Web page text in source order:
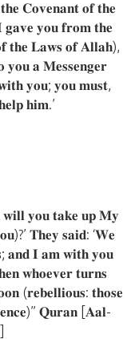
𝐂𝐨𝐯𝐞𝐧𝐚𝐧𝐭 𝐨𝐟 𝐭𝐡𝐞
𝐠𝐚𝐯𝐞 𝐲𝐨𝐮 𝐟𝐫𝐨𝐦 𝐭𝐡𝐞
𝐭𝐡𝐞 𝐋𝐚𝐰𝐬 𝐨𝐟 𝐀𝐥𝐥𝐚𝐡),
𝐲𝐨𝐮 𝐚 𝐌𝐞𝐬𝐬𝐞𝐧𝐠𝐞𝐫
𝐲𝐨𝐮; 𝐲𝐨𝐮 𝐦𝐮𝐬𝐭,
𝐡𝐢𝐦.’
𝐰𝐢𝐥𝐥 𝐲𝐨𝐮 𝐭𝐚𝐤𝐞 𝐮𝐩 𝐌𝐲
𝐓𝐡𝐞𝐲 𝐬𝐚𝐢𝐝: ‘𝐖𝐞
𝐚𝐧𝐝 𝐈 𝐚𝐦 𝐰𝐢𝐭𝐡 𝐲𝐨𝐮
𝐰𝐡𝐨𝐞𝐯𝐞𝐫 𝐭𝐮𝐫𝐧𝐬
(𝐫𝐞𝐛𝐞𝐥𝐥𝐢𝐨𝐮𝐬: 𝐭𝐡𝐨𝐬𝐞
𝐐𝐮𝐫𝐚𝐧 [𝐀𝐚𝐥-